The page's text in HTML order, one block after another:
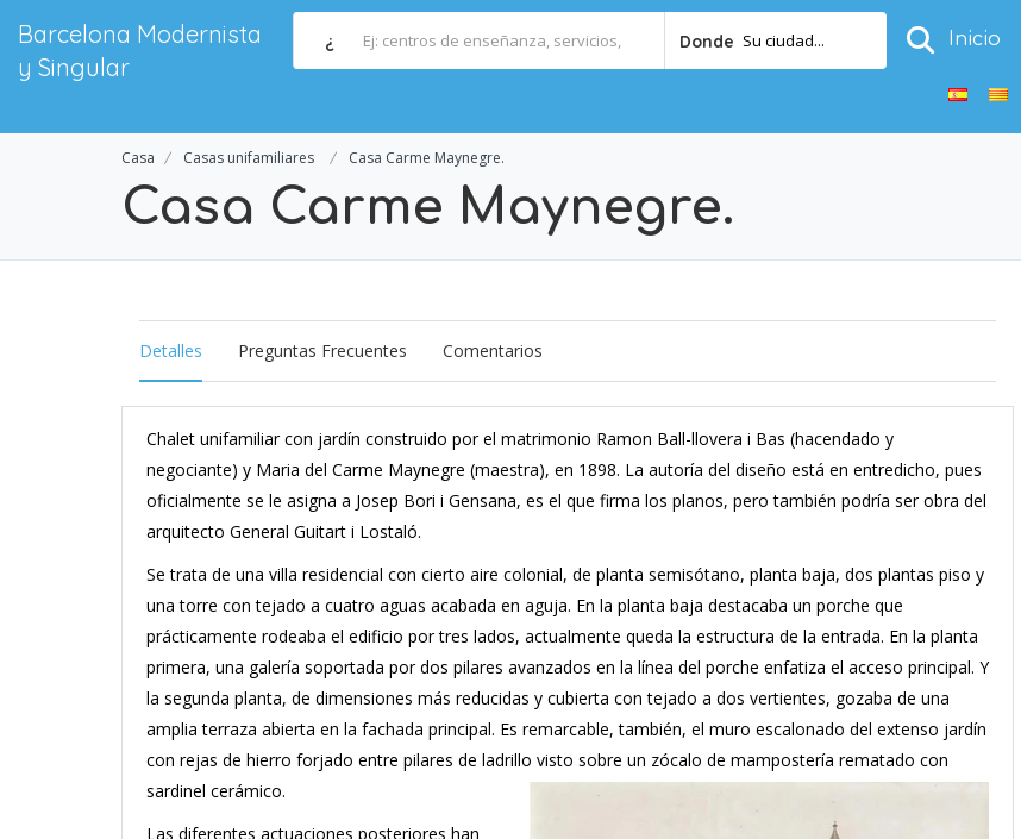
Barcelona Modernista
y Singular
¿ Donde Su ciudad... Inicio
Casa Casas unifamiliares Casa Carme Maynegre.
Casa Carme Maynegre.
Detalles Preguntas Frecuentes Comentarios
Chalet unifamiliar con jardín construido por el matrimonio Ramon Ball-llovera i Bas (hacendado y
negociante) y Maria del Carme Maynegre (maestra), en 1898. La autoría del diseño está en entredicho, pues
oficialmente se le asigna a Josep Bori i Gensana, es el que firma los planos, pero también podría ser obra del
arquitecto General Guitart i Lostaló.
Se trata de una villa residencial con cierto aire colonial, de planta semisótano, planta baja, dos plantas piso y
una torre con tejado a cuatro aguas acabada en aguja. En la planta baja destacaba un porche que
prácticamente rodeaba el edificio por tres lados, actualmente queda la estructura de la entrada. En la planta
primera, una galería soportada por dos pilares avanzados en la línea del porche enfatiza el acceso principal. Y
la segunda planta, de dimensiones más reducidas y cubierta con tejado a dos vertientes, gozaba de una
amplia terraza abierta en la fachada principal. Es remarcable, también, el muro escalonado del extenso jardín
con rejas de hierro forjado entre pilares de ladrillo visto sobre un zócalo de mampostería rematado con
sardinel cerámico.
Las diferentes actuaciones posteriores han